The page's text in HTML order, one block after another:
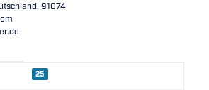
91074
25